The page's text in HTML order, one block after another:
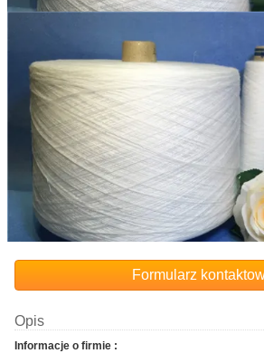
Formularz
Opis
Informacje o firmie :